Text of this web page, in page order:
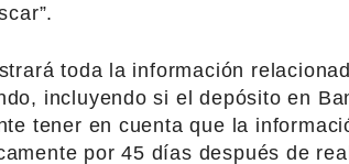
toda la información
incluyendo si el depósito en
tener en cuenta que la
por 45 días después de